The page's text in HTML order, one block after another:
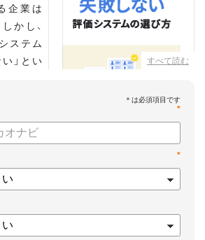
すべて読む
企業は
かし、
ステム
」とい
必要な企業の特徴
の視点
ので、ぜひお役立てください。
*
*